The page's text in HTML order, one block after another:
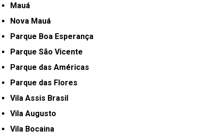
Mauá
Nova Mauá
Parque Boa Esperança
Parque São Vicente
Parque das Américas
Parque das Flores
Vila Assis Brasil
Vila Augusto
Vila Bocaina